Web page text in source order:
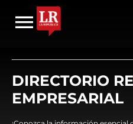
DIRECTORIO
EMPRESARIAL